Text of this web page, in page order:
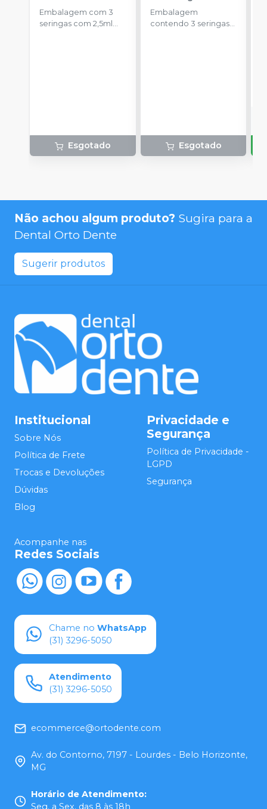
FGM
Embalagem com 3
seringas com 2,5ml
Esgotado
Embalagem
contendo 3 seringas
Esgotado
Não achou algum produto? Sugira para a
Dental Orto Dente
Sugerir produtos
Institucional
Sobre Nós
Política de Frete
Trocas e Devoluções
Dúvidas
Blog
Privacidade e
Segurança
Política de Privacidade -
LGPD
Segurança
Acompanhe nas
Redes Sociais
Chame no WhatsApp
(31) 3296-5050
Atendimento
(31) 3296-5050
ecommerce@ortodente.com
Av. do Contorno, 7197 - Lourdes - Belo Horizonte,
MG
Horário de Atendimento:
Seg. a Sex. das 8 às 18h